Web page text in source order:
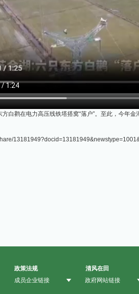
白鹳在电力高压线铁塔搭窝“落户”。至此，今年
政策法规 清风在田
成员企业链接
政府网站链接